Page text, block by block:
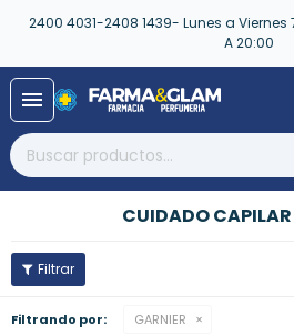
2400 4031-2408 1439- Lunes a Viernes
A 20:00
menu
CUIDADO
Filtrando por: GARNIER